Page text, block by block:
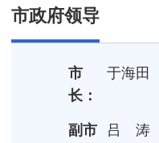
市政府领导
市
长：
于海田
副市
吕涛